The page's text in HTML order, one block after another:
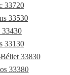
33720
33530
33430
33130
33830
33380